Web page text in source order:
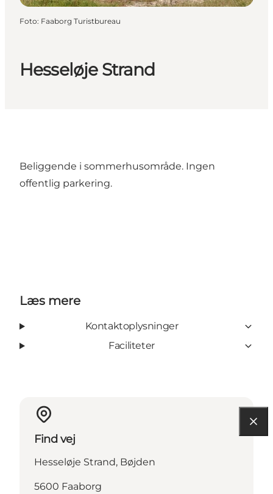
Hesseløje Strand
Foto: Faaborg Turistbureau
Beliggende i sommerhusområde. Ingen
offentlig parkering.
Læs mere
Kontaktoplysninger
Faciliteter
Find vej
Hesseløje Strand, Bøjden
5600 Faaborg